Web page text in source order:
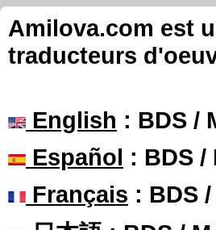
Amilova.com est
traducteurs
English : BDS /
Español : BDS /
Français : BDS